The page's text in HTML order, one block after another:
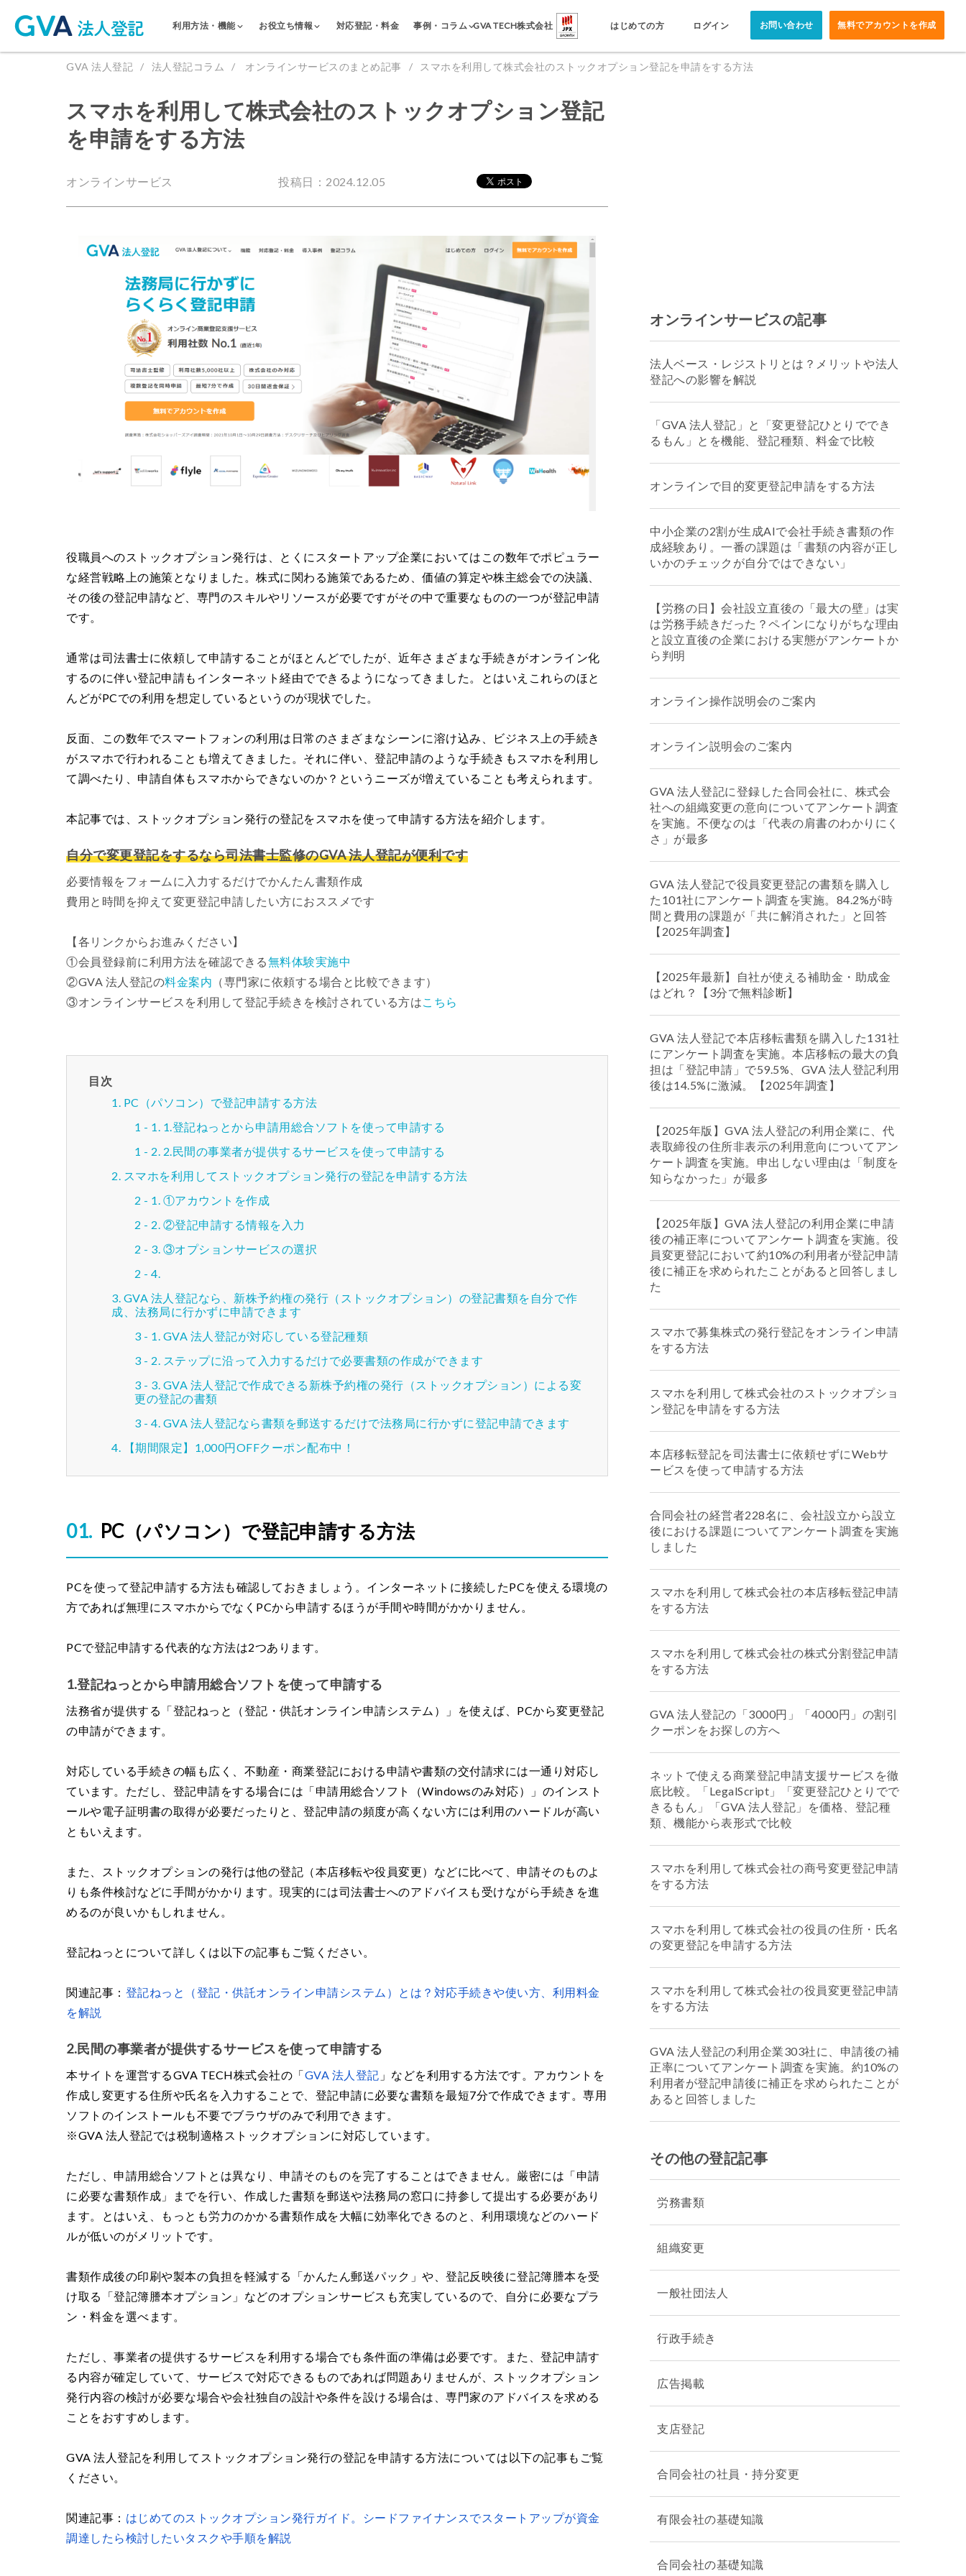
利用方法・機能 お役立ち情報 対応登記・料金 事例・コラム GVA TECH株式会社 はじめての方 ログイン お問い合わせ 無料でアカウントを作成
GVA 法人登記 法人登記コラム オンラインサービスのまとめ記事 スマホを利用して株式会社のストックオプション登記を申請をする方法
スマホを利用して株式会社のストックオプション登記
を申請をする方法
オンラインサービス 投稿日：2024.12.05
役職員へのストックオプション発行は、とくにスタートアップ企業においてはこの数年でポピュラー
な経営戦略上の施策となりました。株式に関わる施策であるため、価値の算定や株主総会での決議、
その後の登記申請など、専門のスキルやリソースが必要ですがその中で重要なものの一つが登記申請
です。
通常は司法書士に依頼して申請することがほとんどでしたが、近年さまざまな手続きがオンライン化
するのに伴い登記申請もインターネット経由でできるようになってきました。とはいえこれらのほと
んどがPCでの利用を想定しているというのが現状でした。
反面、この数年でスマートフォンの利用は日常のさまざまなシーンに溶け込み、ビジネス上の手続き
がスマホで行われることも増えてきました。それに伴い、登記申請のような手続きもスマホを利用し
て調べたり、申請自体もスマホからできないのか？というニーズが増えていることも考えられます。
本記事では、ストックオプション発行の登記をスマホを使って申請する方法を紹介します。
自分で変更登記をするなら司法書士監修のGVA 法人登記が便利です
必要情報をフォームに入力するだけでかんたん書類作成
費用と時間を抑えて変更登記申請したい方におススメです
【各リンクからお進みください】
①会員登録前に利用方法を確認できる無料体験実施中
②GVA 法人登記の料金案内 （専門家に依頼する場合と比較できます）
③オンラインサービスを利用して登記手続きを検討されている方はこちら
目次
PC（パソコン）で登記申請する方法
1.登記ねっとから申請用総合ソフトを使って申請する
2.民間の事業者が提供するサービスを使って申請する
スマホを利用してストックオプション発行の登記を申請する方法
①アカウントを作成
②登記申請する情報を入力
③オプションサービスの選択
GVA 法人登記なら、新株予約権の発行（ストックオプション）の登記書類を自分で作
成、法務局に行かずに申請できます
GVA 法人登記が対応している登記種類
ステップに沿って入力するだけで必要書類の作成ができます
GVA 法人登記で作成できる新株予約権の発行（ストックオプション）による変
更の登記の書類
GVA 法人登記なら書類を郵送するだけで法務局に行かずに登記申請できます
【期間限定】1,000円OFFクーポン配布中！
PC（パソコン）で登記申請する方法
PCを使って登記申請する方法も確認しておきましょう。インターネットに接続したPCを使える環境の
方であれば無理にスマホからでなくPCから申請するほうが手間や時間がかかりません。
PCで登記申請する代表的な方法は2つあります。
1.登記ねっとから申請用総合ソフトを使って申請する
法務省が提供する「登記ねっと（登記・供託オンライン申請システム）」を使えば、PCから変更登記
の申請ができます。
対応している手続きの幅も広く、不動産・商業登記における申請や書類の交付請求には一通り対応し
ています。ただし、登記申請をする場合には「申請用総合ソフト（Windowsのみ対応）」のインスト
ールや電子証明書の取得が必要だったりと、登記申請の頻度が高くない方には利用のハードルが高い
ともいえます。
また、ストックオプションの発行は他の登記（本店移転や役員変更）などに比べて、申請そのものよ
りも条件検討などに手間がかかります。現実的には司法書士へのアドバイスも受けながら手続きを進
めるのが良いかもしれません。
登記ねっとについて詳しくは以下の記事もご覧ください。
関連記事： 登記ねっと（登記・供託オンライン申請システム）とは？対応手続きや使い方、利用料金
を解説
2.民間の事業者が提供するサービスを使って申請する
本サイトを運営するGVA TECH株式会社の「GVA 法人登記 」などを利用する方法です。アカウントを
作成し変更する住所や氏名を入力することで、登記申請に必要な書類を最短7分で作成できます。専用
ソフトのインストールも不要でブラウザのみで利用できます。
※GVA 法人登記では税制適格ストックオプションに対応しています。
ただし、申請用総合ソフトとは異なり、申請そのものを完了することはできません。厳密には「申請
に必要な書類作成」までを行い、作成した書類を郵送や法務局の窓口に持参して提出する必要があり
ます。とはいえ、もっとも労力のかかる書類作成を大幅に効率化できるのと、利用環境などのハード
ルが低いのがメリットです。
書類作成後の印刷や製本の負担を軽減する「かんたん郵送パック」や、登記反映後に登記簿謄本を受
け取る「登記簿謄本オプション」などのオプションサービスも充実しているので、自分に必要なプラ
ン・料金を選べます。
ただし、事業者の提供するサービスを利用する場合でも条件面の準備は必要です。また、登記申請す
る内容が確定していて、サービスで対応できるものであれば問題ありませんが、ストックオプション
発行内容の検討が必要な場合や会社独自の設計や条件を設ける場合は、専門家のアドバイスを求める
ことをおすすめします。
GVA 法人登記を利用してストックオプション発行の登記を申請する方法については以下の記事もご覧
ください。
関連記事： はじめてのストックオプション発行ガイド。シードファイナンスでスタートアップが資金
調達したら検討したいタスクや手順を解説
オンラインサービスの記事
法人ベース・レジストリとは？メリットや法人
登記への影響を解説
「GVA 法人登記」と「変更登記ひとりででき
るもん」とを機能、登記種類、料金で比較
オンラインで目的変更登記申請をする方法
中小企業の2割が生成AIで会社手続き書類の作
成経験あり。一番の課題は「書類の内容が正し
いかのチェックが自分ではできない」
【労務の日】会社設立直後の「最大の壁」は実
は労務手続きだった？ペインになりがちな理由
と設立直後の企業における実態がアンケートか
ら判明
オンライン操作説明会のご案内
オンライン説明会のご案内
GVA 法人登記に登録した合同会社に、株式会
社への組織変更の意向についてアンケート調査
を実施。不便なのは「代表の肩書のわかりにく
さ」が最多
GVA 法人登記で役員変更登記の書類を購入し
た101社にアンケート調査を実施。84.2%が時
間と費用の課題が「共に解消された」と回答
【2025年調査】
【2025年最新】自社が使える補助金・助成金
はどれ？【3分で無料診断】
GVA 法人登記で本店移転書類を購入した131社
にアンケート調査を実施。本店移転の最大の負
担は「登記申請」で59.5%、GVA 法人登記利用
後は14.5%に激減。【2025年調査】
【2025年版】GVA 法人登記の利用企業に、代
表取締役の住所非表示の利用意向についてアン
ケート調査を実施。申出しない理由は「制度を
知らなかった」が最多
【2025年版】GVA 法人登記の利用企業に申請
後の補正率についてアンケート調査を実施。役
員変更登記において約10%の利用者が登記申請
後に補正を求められたことがあると回答しまし
た
スマホで募集株式の発行登記をオンライン申請
をする方法
スマホを利用して株式会社のストックオプショ
ン登記を申請をする方法
本店移転登記を司法書士に依頼せずにWebサ
ービスを使って申請する方法
合同会社の経営者228名に、会社設立から設立
後における課題についてアンケート調査を実施
しました
スマホを利用して株式会社の本店移転登記申請
をする方法
スマホを利用して株式会社の株式分割登記申請
をする方法
GVA 法人登記の「3000円」「4000円」の割引
クーポンをお探しの方へ
ネットで使える商業登記申請支援サービスを徹
底比較。「LegalScript」「変更登記ひとりでで
きるもん」「GVA 法人登記」を価格、登記種
類、機能から表形式で比較
スマホを利用して株式会社の商号変更登記申請
をする方法
スマホを利用して株式会社の役員の住所・氏名
の変更登記を申請する方法
スマホを利用して株式会社の役員変更登記申請
をする方法
GVA 法人登記の利用企業303社に、申請後の補
正率についてアンケート調査を実施。約10%の
利用者が登記申請後に補正を求められたことが
あると回答しました
その他の登記記事
労務書類
組織変更
一般社団法人
行政手続き
広告掲載
支店登記
合同会社の社員・持分変更
有限会社の基礎知識
合同会社の基礎知識